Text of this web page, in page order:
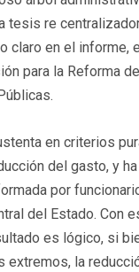
tesis re
claro en el informe,
para la Reforma
en criterios
del gasto, y
por
del Estado. Con
es lógico, si
extremos, la